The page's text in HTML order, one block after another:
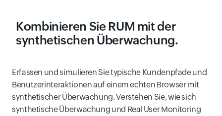
Kombinieren Sie RUM mit der
synthetischen Überwachung.
Erfassen und simulieren Sie typische Kundenpfade und
Benutzerinteraktionen auf einem echten Browser mit
synthetischer Überwachung. Verstehen Sie, wie sich
synthetische Überwachung und Real User Monitoring